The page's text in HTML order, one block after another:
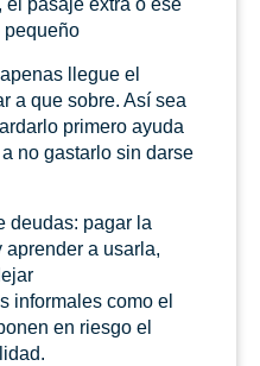
el pasaje extra o ese
pequeño
llegue el
a que sobre. Así sea
primero ayuda
no gastarlo sin darse
deudas: pagar la
aprender a usarla,
informales como el
en riesgo el